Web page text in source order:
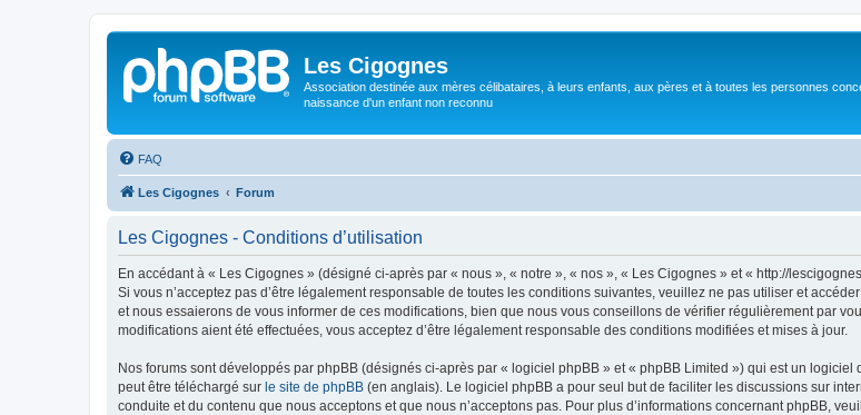
Les Cigognes
Association destinée aux mères célibataires, à leurs enfants, aux pères et à toutes les personnes
naissance d'un enfant non reconnu
FAQ
Les Cigognes Forum
Les Cigognes - Conditions d’utilisation
En accédant à « Les Cigognes » (désigné ci-après par « nous », « notre », « nos », « Les Cigognes » et « http://
Si vous n’acceptez pas d’être légalement responsable de toutes les conditions suivantes, veuillez ne pas utiliser et
et nous essaierons de vous informer de ces modifications, bien que nous vous conseillons de vérifier régulièrement par
modifications aient été effectuées, vous acceptez d’être légalement responsable des conditions modifiées et mises à jour.
Nos forums sont développés par phpBB (désignés ci-après par « logiciel phpBB » et « phpBB Limited ») qui est un logiciel
peut être téléchargé sur le site de phpBB (en anglais). Le logiciel phpBB a pour seul but de faciliter les discussions sur
conduite et du contenu que nous acceptons et que nous n’acceptons pas. Pour plus d’informations concernant phpBB,